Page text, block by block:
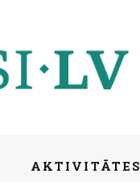
AKTIVITĀTES